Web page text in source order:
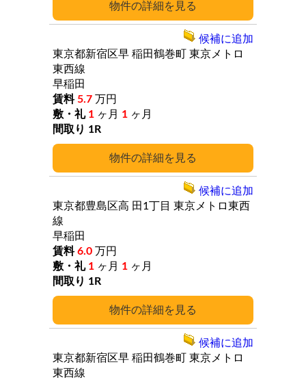
詳細
詳細
東京都新宿区早 稲田鶴巻町 東京メトロ
東西線
早稲田
5.7 万円
1 ヶ月 1 ヶ月
1R
候補に追加
詳細
東京都豊島区高 田1丁目 東京メトロ東西
線
早稲田
6.0 万円
1 ヶ月 1 ヶ月
1R
候補に追加
東京都新宿区早 稲田鶴巻町 東京メトロ
東西線
候補に追加